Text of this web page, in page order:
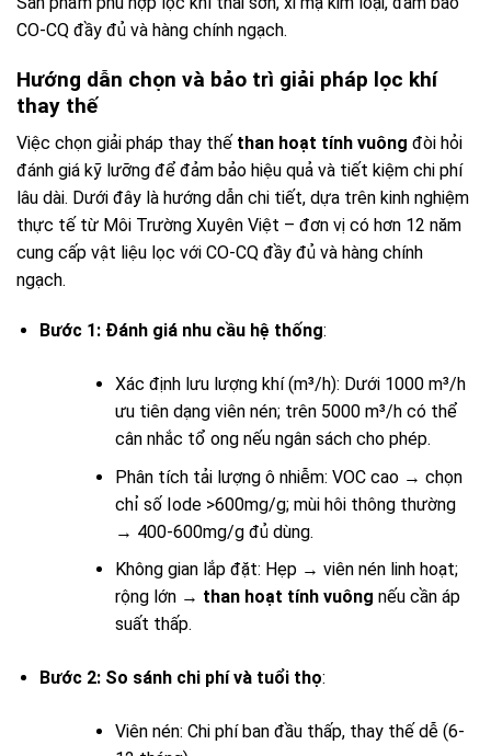
CO-CQ đầy đủ và hàng chính ngạch.
Hướng dẫn chọn và bảo trì giải pháp lọc khí
thay thế
Việc chọn giải pháp thay thế than hoạt tính vuông đòi hỏi
đánh giá kỹ lưỡng để đảm bảo hiệu quả và tiết kiệm chi phí
lâu dài. Dưới đây là hướng dẫn chi tiết, dựa trên kinh nghiệm
thực tế từ Môi Trường Xuyên Việt – đơn vị có hơn 12 năm
cung cấp vật liệu lọc với CO-CQ đầy đủ và hàng chính
ngạch.
Bước 1: Đánh giá nhu cầu hệ thống:
Xác định lưu lượng khí (m³/h): Dưới 1000 m³/h
ưu tiên dạng viên nén; trên 5000 m³/h có thể
cân nhắc tổ ong nếu ngân sách cho phép.
Phân tích tải lượng ô nhiễm: VOC cao → chọn
chỉ số Iode >600mg/g; mùi hôi thông thường
→ 400-600mg/g đủ dùng.
Không gian lắp đặt: Hẹp → viên nén linh hoạt;
rộng lớn → than hoạt tính vuông nếu cần áp
suất thấp.
Bước 2: So sánh chi phí và tuổi thọ:
Viên nén: Chi phí ban đầu thấp, thay thế dễ (6-